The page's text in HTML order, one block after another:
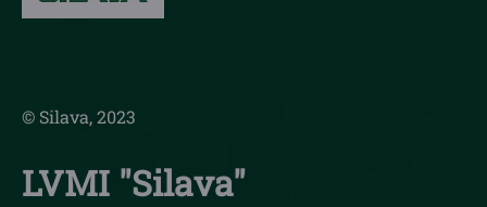
© Silava, 2023
LVMI "Silava"